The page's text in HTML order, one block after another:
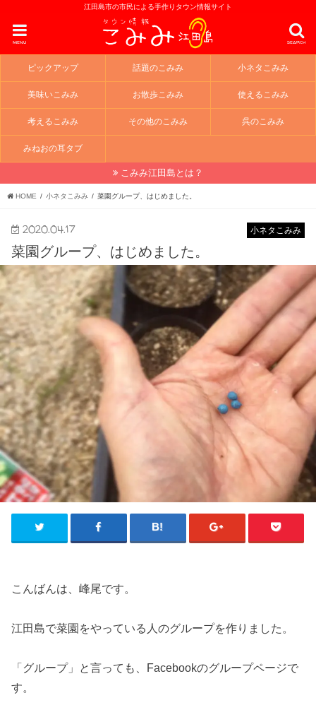
江田島市の市民による手作りタウン情報サイト
search
menu
ピックアップ 話題のこみみ 小ネタこみみ
美味いこみみ お散歩こみみ 使えるこみみ
考えるこみみ その他のこみみ 呉のこみみ
みねおの耳タブ
こみみ江田島とは？
HOME 小ネタこみみ 菜園グループ、はじめました。
小ネタこみみ
2020.04.17
菜園グループ、はじめました。
こんばんは、峰尾です。
江田島で菜園をやっている人のグループを作りました。
「グループ」と言っても、Facebookのグループページで
す。